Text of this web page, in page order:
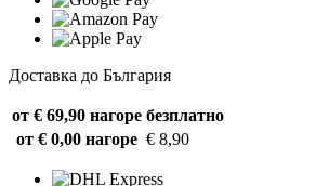
Доставка до България
от € 69,90 нагоре безплатно
от € 0,00 нагоре € 8,90